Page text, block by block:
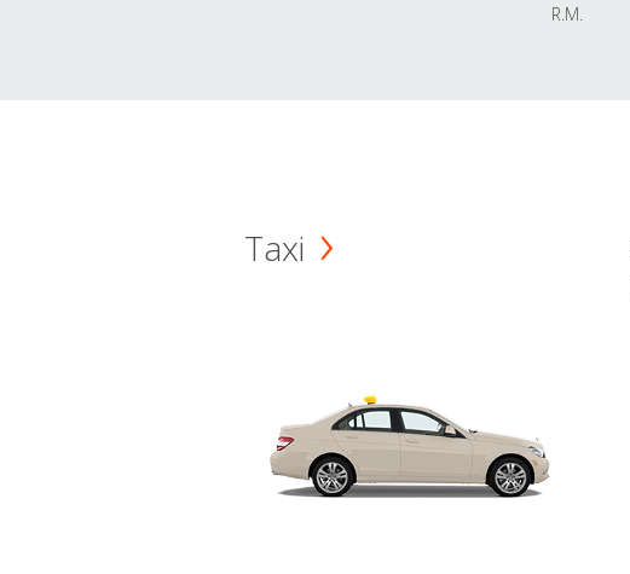
R.M.
Taxi